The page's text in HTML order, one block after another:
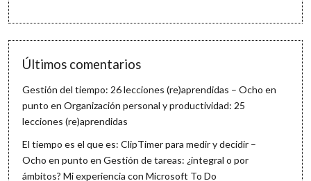
Últimos comentarios
Gestión del tiempo: 26 lecciones (re)aprendidas – Ocho en
punto enOrganización personal y productividad: 25
lecciones (re)aprendidas
El tiempo es el que es: ClipTimer para medir y decidir –
Ocho en punto enGestión de tareas: ¿integral o por
ámbitos? Mi experiencia con Microsoft To Do